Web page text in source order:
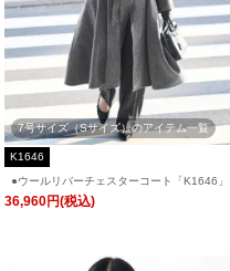
7号サイズ（Sサイズ）のアイテム一覧
K1646
●ウールリバーチェスターコート「K1646」
36,960円(税込)